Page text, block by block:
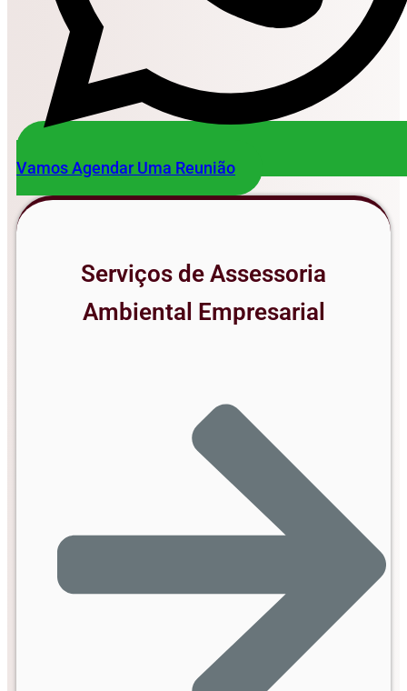
Vamos Agendar Uma Reunião
Serviços de Assessoria
Ambiental Empresarial